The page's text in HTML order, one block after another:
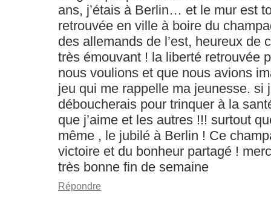
ans, j’étais à Berlin… et le mur est
retrouvée en ville à boire du
des allemands de l’est, heureux de
très émouvant ! la liberté retrouvée
nous voulions et que nous avions
jeu qui me rappelle ma jeunesse. si
déboucherais pour trinquer à la
que j’aime et les autres !!! surtout
même , le jubilé à Berlin ! Ce
victoire et du bonheur partagé !
très bonne fin de semaine
Répondre